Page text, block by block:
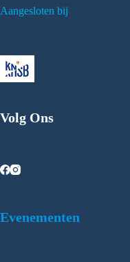
Aangesloten bij
Volg Ons
Evenementen